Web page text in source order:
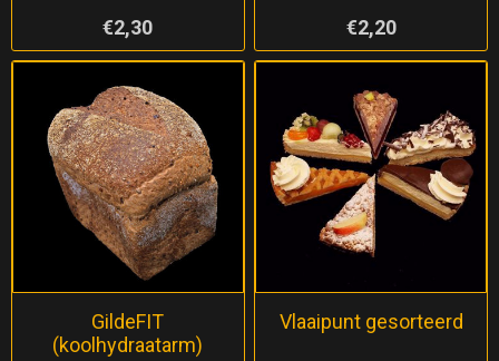
€2,30 €2,20
GildeFIT
(koolhydraatarm)
Vlaaipunt gesorteerd